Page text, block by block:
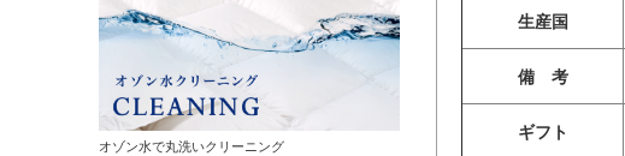
生産国
備 考
ギフト
オゾン水で丸洗いクリーニング